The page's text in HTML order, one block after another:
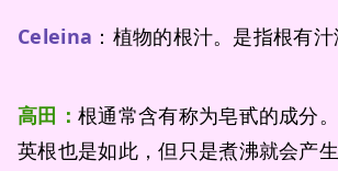
Celeina ：植物的根汁。是指根有汁
高田： 根通常含有称为皂甙的成分
英根也是如此，但只是煮沸就会产